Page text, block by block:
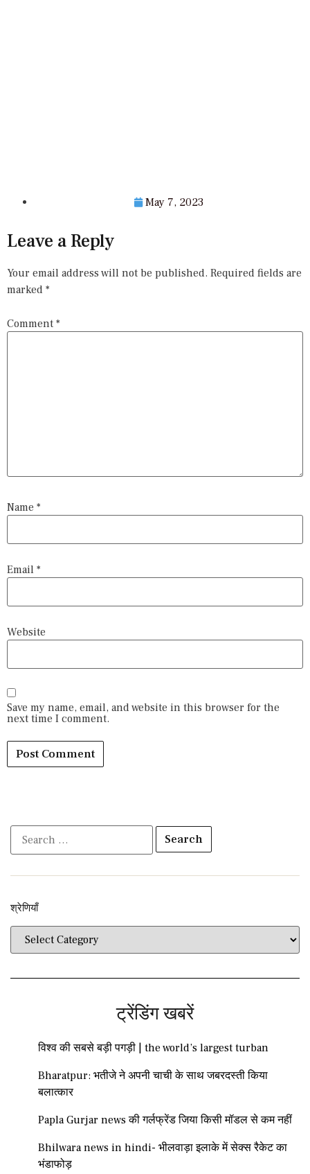
May 7, 2023
Leave a Reply
Your email address will not be published. Required fields are
marked *
Comment *
Name *
Email *
Website
Save my name, email, and website in this browser for the
next time I comment.
श्रेणियाँ​​
ट्रेंडिंग खबरें
विश्व की सबसे बड़ी पगड़ी | the world’s largest turban
Bharatpur: भतीजे ने अपनी चाची के साथ जबरदस्ती किया
बलात्कार
Papla Gurjar news की गर्लफ्रेंड जिया किसी मॉडल से कम नहीं
Bhilwara news in hindi- भीलवाड़ा इलाके में सेक्स रैकेट का
भंडाफोड़